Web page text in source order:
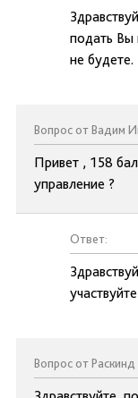
подать Вы
не будете.
Вопрос от Вадим
Привет , 158
управление ?
Ответ:
Вопрос от